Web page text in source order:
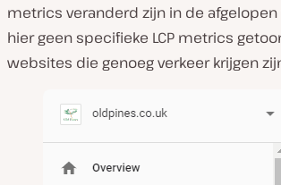
metrics veranderd zijn in de
hier geen specifieke LCP metrics
websites die genoeg verkeer krijgen